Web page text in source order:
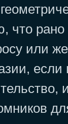
что
или